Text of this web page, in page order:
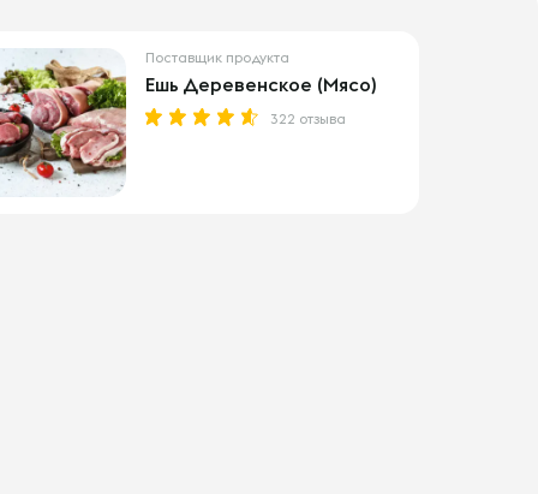
Поставщик продукта
Ешь Деревенское (Мясо)
322 отзыва